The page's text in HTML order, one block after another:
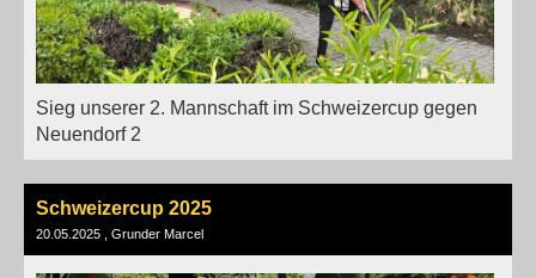
Sieg unserer 2. Mannschaft im Schweizercup gegen
Neuendorf 2
Schweizercup 2025
20.05.2025 , Grunder Marcel